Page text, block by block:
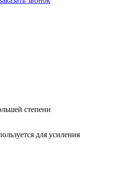
степени
для усиления